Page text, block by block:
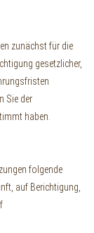
zunächst für die
gesetzlicher,
Sie der
haben.
folgende
auf Berichtigung,